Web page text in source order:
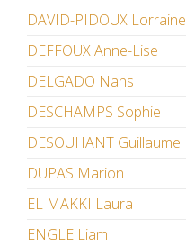
DAVID-PIDOUX Lorraine
DEFFOUX Anne-Lise
DELGADO Nans
DESCHAMPS Sophie
DESOUHANT Guillaume
DUPAS Marion
EL MAKKI Laura
ENGLE Liam